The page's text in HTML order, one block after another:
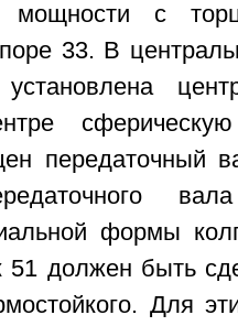
мощности с
33. В
сферическую
передаточный
формы
51 должен быть
Для